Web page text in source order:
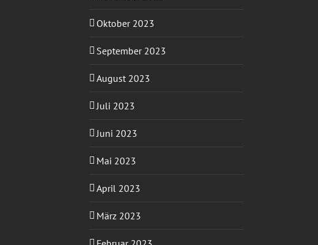
Oktober 2023
September 2023
August 2023
Juli 2023
Juni 2023
Mai 2023
April 2023
März 2023